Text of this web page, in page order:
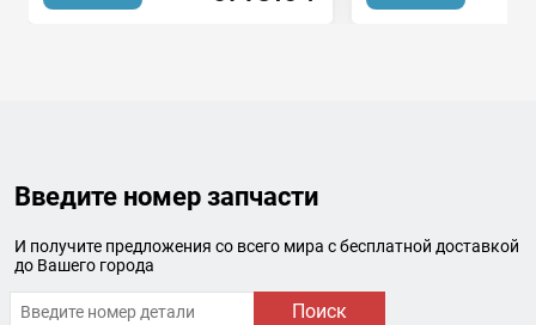
Введите номер запчасти
И получите предложения со всего мира с бесплатной доставкой
до Вашего города
Поиск